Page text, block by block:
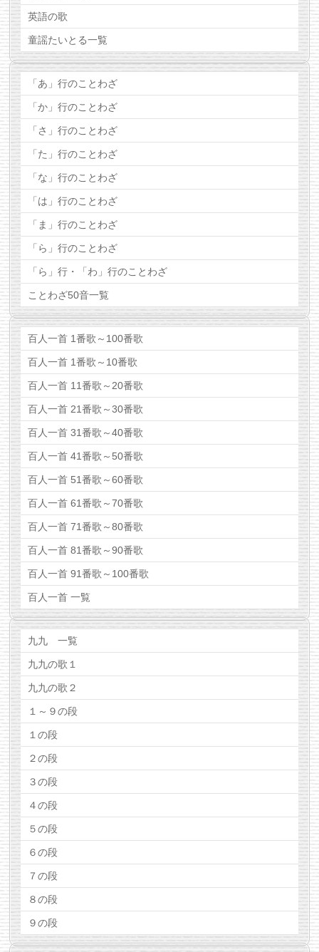
英語の歌
童謡たいとる一覧
「あ」行のことわざ
「か」行のことわざ
「さ」行のことわざ
「た」行のことわざ
「な」行のことわざ
「は」行のことわざ
「ま」行のことわざ
「ら」行のことわざ
「ら」行・「わ」行のことわざ
ことわざ50音一覧
百人一首 1番歌～100番歌
百人一首 1番歌～10番歌
百人一首 11番歌～20番歌
百人一首 21番歌～30番歌
百人一首 31番歌～40番歌
百人一首 41番歌～50番歌
百人一首 51番歌～60番歌
百人一首 61番歌～70番歌
百人一首 71番歌～80番歌
百人一首 81番歌～90番歌
百人一首 91番歌～100番歌
百人一首 一覧
九九 一覧
九九の歌１
九九の歌２
１～９の段
１の段
２の段
３の段
４の段
５の段
６の段
７の段
８の段
９の段